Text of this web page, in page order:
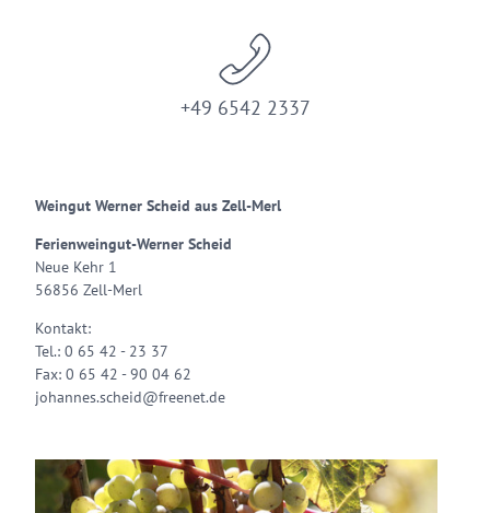
+49 6542 2337
Weingut Werner Scheid aus Zell-Merl
Ferienweingut-Werner Scheid
Neue Kehr 1
56856 Zell-Merl
Kontakt:
Tel.: 0 65 42 - 23 37
Fax: 0 65 42 - 90 04 62
johannes.scheid@freenet.de